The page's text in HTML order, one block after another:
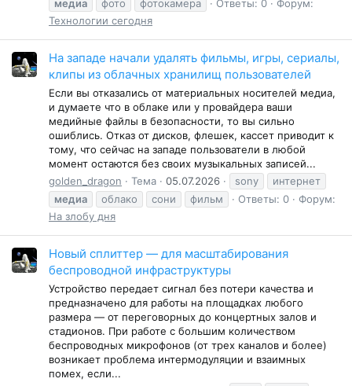
медиа
фото фотокамера Ответы: 0
Форум:
Технологии сегодня
На западе начали удалять фильмы, игры, сериалы,
клипы из облачных хранилищ пользователей
Если вы отказались от материальных носителей медиа,
и думаете что в облаке или у провайдера ваши
медийные файлы в безопасности, то вы сильно
ошиблись. Отказ от дисков, флешек, кассет приводит к
тому, что сейчас на западе пользователи в любой
момент остаются без своих музыкальных записей...
golden_dragon
Тема 05.07.2026 sony
интернет
медиа
облако сони фильм Ответы: 0
Форум:
На злобу дня
Новый сплиттер — для масштабирования
беспроводной инфраструктуры
Устройство передает сигнал без потери качества и
предназначено для работы на площадках любого
размера — от переговорных до концертных залов и
стадионов. При работе с большим количеством
беспроводных микрофонов (от трех каналов и более)
возникает проблема интермодуляции и взаимных
помех, если...